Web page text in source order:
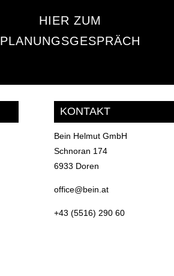
HIER ZUM
PLANUNGSGESPRÄCH
KONTAKT
Bein Helmut GmbH
Schnoran 174
6933 Doren
office@bein.at
+43 (5516) 290 60